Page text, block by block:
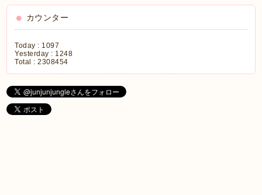
カウンター
Today : 1097
Yesterday : 1248
Total :2308454